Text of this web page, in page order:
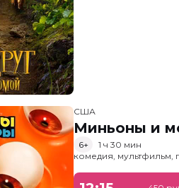
США
Миньоны и
6+
1 ч 30 мин
комедия, мультфильм,